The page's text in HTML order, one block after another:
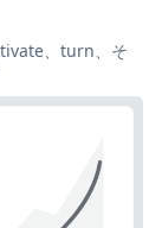
、turn、そ